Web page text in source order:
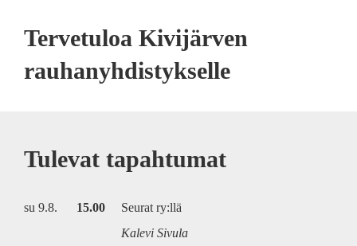
Tervetuloa Kivijärven
rauhanyhdistykselle
Tulevat tapahtumat
su 9.8. 15.00
Seurat ry:llä
Kalevi Sivula